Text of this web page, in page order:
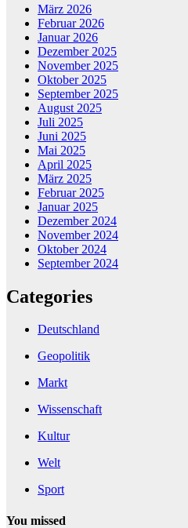
März 2026
Februar 2026
Januar 2026
Dezember 2025
November 2025
Oktober 2025
September 2025
August 2025
Juli 2025
Juni 2025
Mai 2025
April 2025
März 2025
Februar 2025
Januar 2025
Dezember 2024
November 2024
Oktober 2024
September 2024
Categories
Deutschland
Geopolitik
Markt
Wissenschaft
Kultur
Welt
Sport
You missed